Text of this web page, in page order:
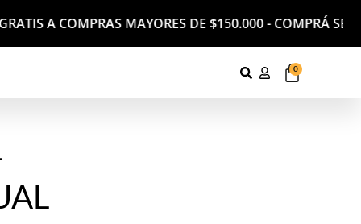
COMPRAS MAYORES DE $150.000 - COMPRÁ SEGURO
0